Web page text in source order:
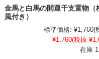
金馬と白馬の開運干支置物（
風付き）
標準価格: ¥1,760(
¥1,760(税抜
在庫